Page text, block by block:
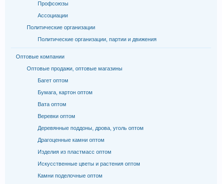
Профсоюзы
Ассоциации
Политические организации
Политические организации, партии и движения
Оптовые компании
Оптовые продажи, оптовые магазины
Багет оптом
Бумага, картон оптом
Вата оптом
Веревки оптом
Деревянные поддоны, дрова, уголь оптом
Драгоценные камни оптом
Изделия из пластмасс оптом
Искусственные цветы и растения оптом
Камни поделочные оптом